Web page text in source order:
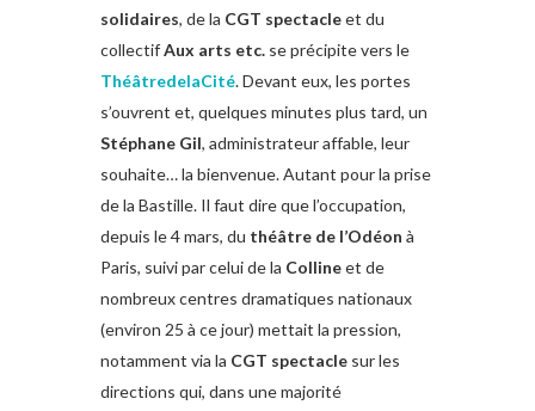
solidaires, de la CGT spectacleet du
collectifAux arts etc. se précipite vers le
ThéâtredelaCité. Devant eux, les portes
s’ouvrent et, quelques minutes plus tard, un
Stéphane Gil, administrateur affable, leur
souhaite… la bienvenue. Autant pour la prise
de la Bastille. Il faut dire que l’occupation,
depuis le 4 mars, du théâtre de l’Odéon à
Paris, suivi par celui de la Collineet de
nombreux centres dramatiques nationaux
(environ 25 à ce jour) mettait la pression,
notamment via la CGT spectacle sur les
directions qui, dans une majorité